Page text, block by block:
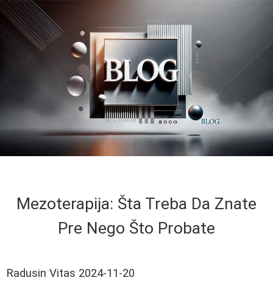
Mezoterapija: Šta Treba Da Znate
Pre Nego Što Probate
Radusin Vitas 2024-11-20